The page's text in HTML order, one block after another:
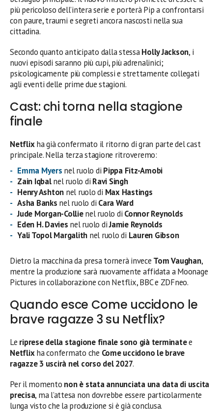
più pericoloso dell’intera serie e porterà Pip a confrontarsi
con paure, traumi e segreti ancora nascosti nella sua
cittadina.
Secondo quanto anticipato dalla stessaHolly Jackson, i
nuovi episodi saranno più cupi, più adrenalinici;
psicologicamente più complessi e strettamente collegati
agli eventi delle prime due stagioni.
Cast: chi torna nella stagione
finale
Netflixha già confermato il ritorno di gran parte del cast
principale. Nella terza stagione ritroveremo:
Emma Myers nel ruolo di Pippa Fitz-Amobi
Zain Iqbalnel ruolo di Ravi Singh
Henry Ashton nel ruolo di Max Hastings
Asha Banks nel ruolo di Cara Ward
Jude Morgan-Collienel ruolo di Connor Reynolds
Eden H. Davies nel ruolo diJamie Reynolds
Yali Topol Margalith nel ruolo di Lauren Gibson
Dietro la macchina da presa tornerà invece Tom Vaughan,
mentre la produzione sarà nuovamente affidata a Moonage
Pictures in collaborazione con Netflix, BBC e ZDFneo.
Quando esce Come uccidono le
brave ragazze 3 su Netflix?
Le riprese della stagione finale sono già terminatee
Netflixha confermato che Come uccidono le brave
ragazze 3 uscirà nel corso del 2027.
Per il momento non è stata annunciata una data di uscita
precisa, ma l’attesa non dovrebbe essere particolarmente
lunga visto che la produzione si è già conclusa.